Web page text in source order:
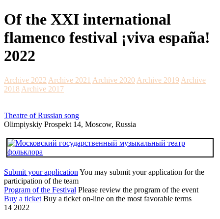
Of the XXI international
flamenco festival ¡viva españa!
2022
Archive 2022 Archive 2021 Archive 2020 Archive 2019 Archive
2018 Archive 2017
Theatre of Russian song
Olimpiyskiy Prospekt 14, Moscow, Russia
Submit your application You may submit your application for the
participation of the team
Program of the Festival Please review the program of the event
Buy a ticket Buy a ticket on-line on the most favorable terms
14 2022